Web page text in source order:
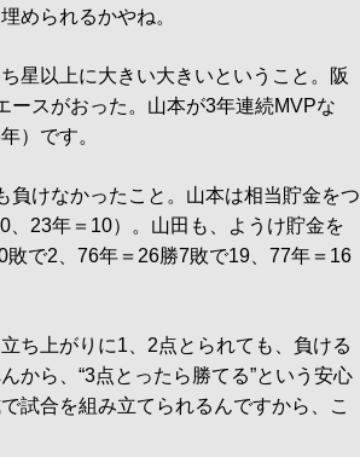
められるかやね。
星以上に大きい大きいということ。阪
ースがおった。山本が3年連続MVPな
）です。
けなかったこと。山本は相当貯金をつ
、23年＝10）。山田も、ようけ貯金を
で2、76年＝26勝7敗で19、77年＝16
ち上がりに1、2点とられても、負ける
から、“3点とったら勝てる”という安心
試合を組み立てられるんですから、こ